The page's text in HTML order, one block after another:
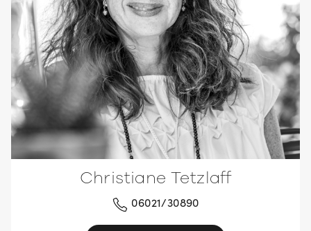
Christiane Tetzlaff
06021/30890